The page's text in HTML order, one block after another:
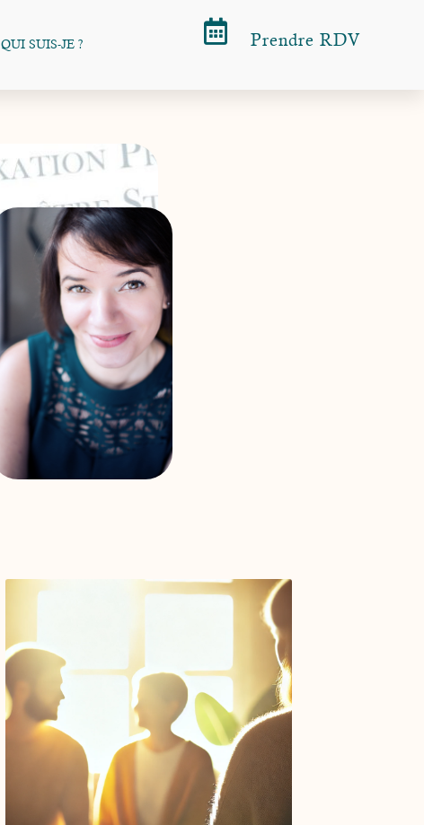
QUI SUIS-JE ? Prendre RDV